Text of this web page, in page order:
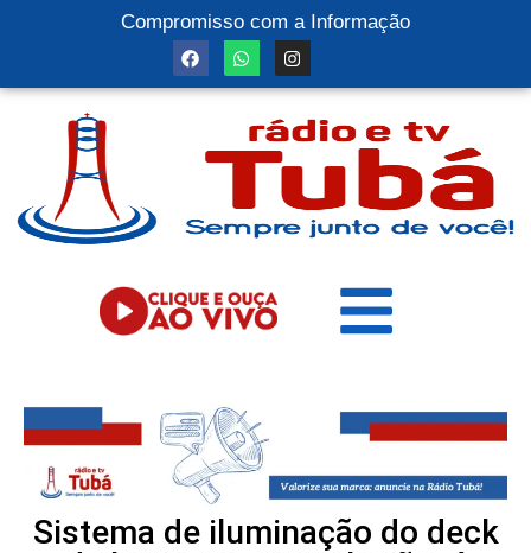
Compromisso com a Informação
Sistema de iluminação do deck